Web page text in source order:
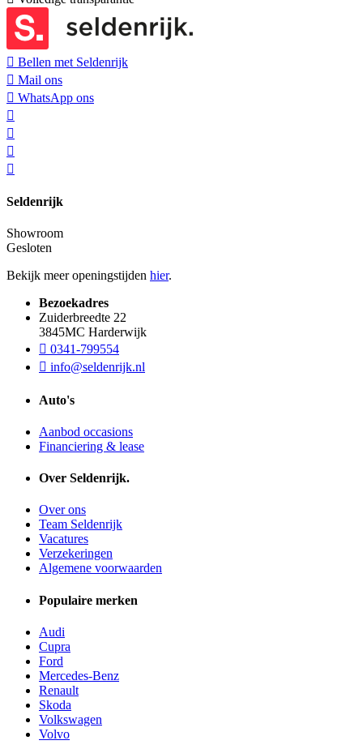
Bellen met Seldenrijk
Mail ons
WhatsApp ons
Seldenrijk
Showroom
Gesloten
Bekijk meer openingstijden hier.
Bezoekadres
Zuiderbreedte 22
3845MC Harderwijk
0341-799554
info@seldenrijk.nl
Auto's
Aanbod occasions
Financiering & lease
Over Seldenrijk.
Over ons
Team Seldenrijk
Vacatures
Verzekeringen
Algemene voorwaarden
Populaire merken
Audi
Cupra
Ford
Mercedes-Benz
Renault
Skoda
Volkswagen
Volvo